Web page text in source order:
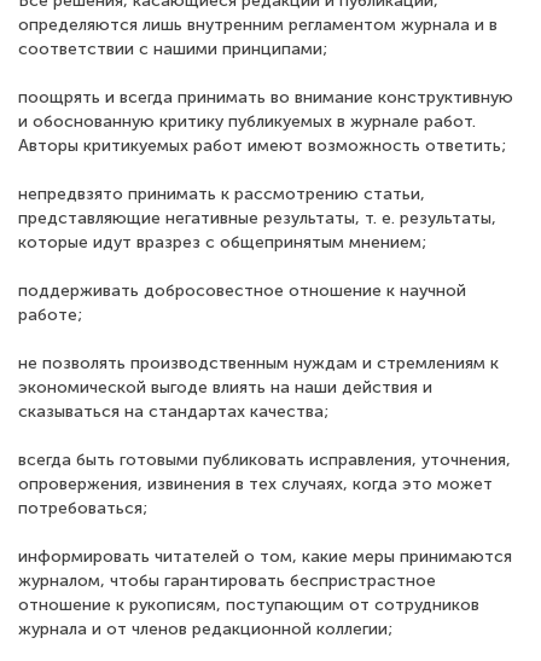
определяются лишь внутренним регламентом журнала и в
соответствии с нашими принципами;
поощрять и всегда принимать во внимание конструктивную
и обоснованную критику публикуемых в журнале работ.
Авторы критикуемых работ имеют возможность ответить;
непредвзято принимать к рассмотрению статьи,
представляющие негативные результаты, т. е. результаты,
которые идут вразрез с общепринятым мнением;
поддерживать добросовестное отношение к научной
работе;
не позволять производственным нуждам и стремлениям к
экономической выгоде влиять на наши действия и
сказываться на стандартах качества;
всегда быть готовыми публиковать исправления, уточнения,
опровержения, извинения в тех случаях, когда это может
потребоваться;
информировать читателей о том, какие меры принимаются
журналом, чтобы гарантировать беспристрастное
отношение к рукописям, поступающим от сотрудников
журнала и от членов редакционной коллегии;